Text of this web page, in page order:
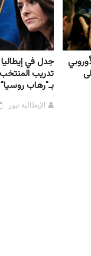
جدل في
تدريب
بـ"رهاب
الإيطالية نيوز